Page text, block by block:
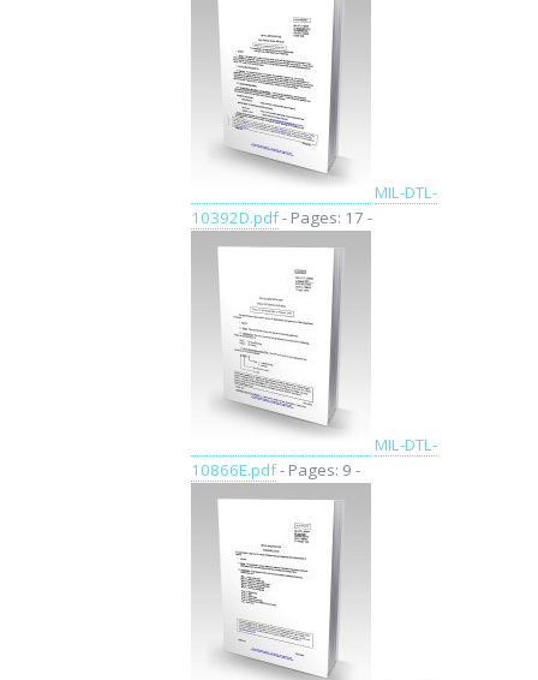
MIL-DTL-
10392D.pdf- Pages: 17 -
MIL-DTL-
10866E.pdf- Pages: 9 -